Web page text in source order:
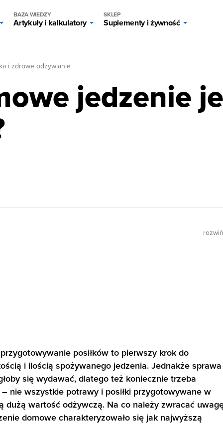
BAZA WIEDZY
Artykuły i kalkulatory
SKLEP
Suplementy i żywność
i zdrowe odżywianie
jedzenie
rozwiń
posiłków to pierwszy krok do
i ilością spożywanego jedzenia. Jednakże sprawa
się wydawać, dlatego też koniecznie trzeba
nie wszystkie potrawy i posiłki przygotowywane w
dużą wartość odżywczą. Na co należy zwracać
domowe charakteryzowało się jak najwyższą